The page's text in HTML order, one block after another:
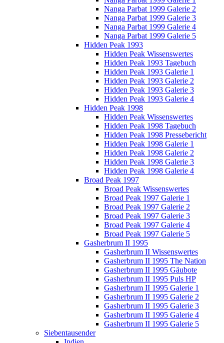
Nanga Parbat 1999 Galerie 2
Nanga Parbat 1999 Galerie 3
Nanga Parbat 1999 Galerie 4
Nanga Parbat 1999 Galerie 5
Hidden Peak 1993
Hidden Peak Wissenswertes
Hidden Peak 1993 Tagebuch
Hidden Peak 1993 Galerie 1
Hidden Peak 1993 Galerie 2
Hidden Peak 1993 Galerie 3
Hidden Peak 1993 Galerie 4
Hidden Peak 1998
Hidden Peak Wissenswertes
Hidden Peak 1998 Tagebuch
Hidden Peak 1998 Pressebericht
Hidden Peak 1998 Galerie 1
Hidden Peak 1998 Galerie 2
Hidden Peak 1998 Galerie 3
Hidden Peak 1998 Galerie 4
Broad Peak 1997
Broad Peak Wissenswertes
Broad Peak 1997 Galerie 1
Broad Peak 1997 Galerie 2
Broad Peak 1997 Galerie 3
Broad Peak 1997 Galerie 4
Broad Peak 1997 Galerie 5
Gasherbrum II 1995
Gasherbrum II Wissenswertes
Gasherbrum II 1995 The Nation
Gasherbrum II 1995 Gäubote
Gasherbrum II 1995 Puls HP
Gasherbrum II 1995 Galerie 1
Gasherbrum II 1995 Galerie 2
Gasherbrum II 1995 Galerie 3
Gasherbrum II 1995 Galerie 4
Gasherbrum II 1995 Galerie 5
Siebentausender